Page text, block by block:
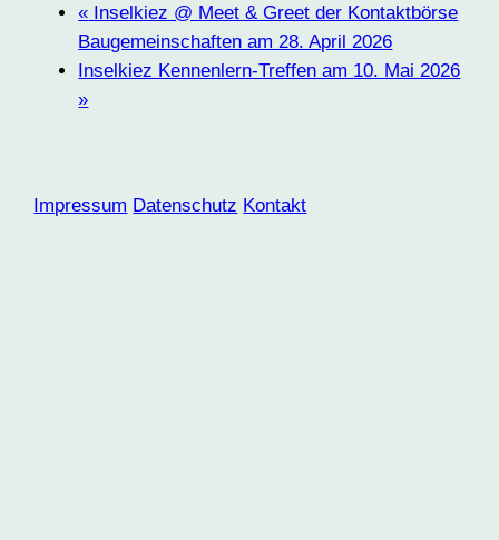
« Inselkiez @ Meet & Greet der Kontaktbörse
Baugemeinschaften am 28. April 2026
Inselkiez Kennenlern-Treffen am 10. Mai 2026
»
Impressum Datenschutz Kontakt